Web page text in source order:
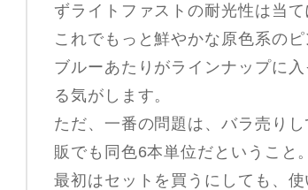
ずライトファストの耐光性は当て
これでもっと鮮やかな原色系の
ブルーあたりがラインナップに
る気がします。
ただ、一番の問題は、バラ売り
販でも同色6本単位だということ。
最初はセットを買うにしても、